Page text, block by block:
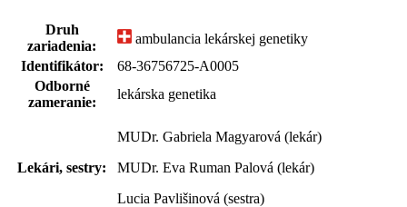
Druh
zariadenia:
ambulancia lekárskej genetiky
Identifikátor:
68-36756725-A0005
Odborné
zameranie:
lekárska genetika
Lekári, sestry:
MUDr. Gabriela Magyarová (lekár)
MUDr. Eva Ruman Palová (lekár)
Lucia Pavlišinová (sestra)